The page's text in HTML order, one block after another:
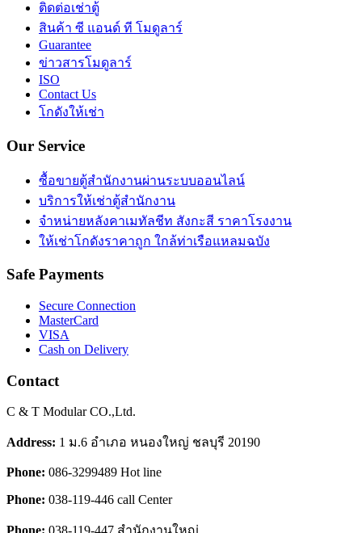
ติดต่อเช่าตู้
สินค้า ซี แอนด์ ที โมดูลาร์
Guarantee
ข่าวสารโมดูลาร์
ISO
Contact Us
โกดังให้เช่า
Our Service
ซื้อขายตู้สำนักงานผ่านระบบออนไลน์
บริการให้เช่าตู้สำนักงาน
จำหน่ายหลังคาเมทัลชีท สังกะสี ราคาโรงงาน
ให้เช่าโกดังราคาถูก ใกล้ท่าเรือแหลมฉบัง
Safe Payments
Secure Connection
MasterCard
VISA
Cash on Delivery
Contact
C & T Modular CO.,Ltd.
Address: 1 ม.6 อำเภอ หนองใหญ่ ชลบุรี 20190
Phone: 086-3299489 Hot line
Phone: 038-119-446 call Center